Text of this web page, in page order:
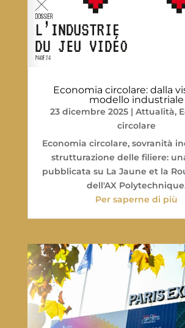
Economia circolare: dalla
modello industriale
23 dicembre 2025| Attualità,
circolare
Economia circolare, sovranità
strutturazione delle filiere:
pubblicata su La Jaune et la
dell'AX
Per saperne di più